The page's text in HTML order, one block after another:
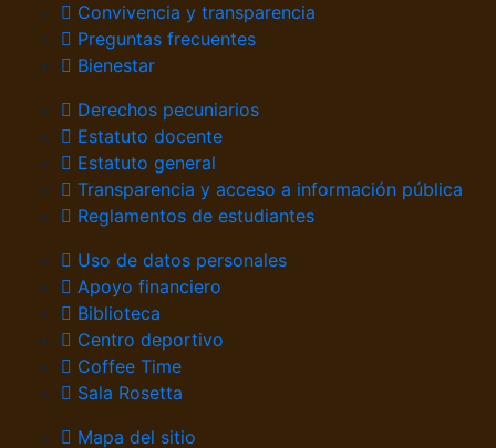
Convivencia y transparencia
Preguntas frecuentes
Bienestar
Derechos pecuniarios
Estatuto docente
Estatuto general
Transparencia y acceso a información pública
Reglamentos de estudiantes
Uso de datos personales
Apoyo financiero
Biblioteca
Centro deportivo
Coffee Time
Sala Rosetta
Mapa del sitio